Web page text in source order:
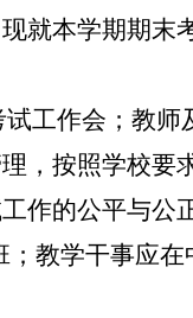
就本学期期末
工作会；教
，按照学校要
作的公平与公
教学干事应